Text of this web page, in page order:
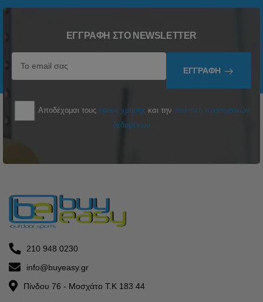
ΕΓΓΡΑΦΉ ΣΤΟ NEWSLETTER
ΕΓΓΡΑΦΉ
Αποδέχομαι τους όρους χρήσης και την πολιτική προσωπικών
δεδομένων
210 948 0230
info@buyeasy.gr
Πίνδου 76 - Μοσχάτο Τ.Κ 183 44